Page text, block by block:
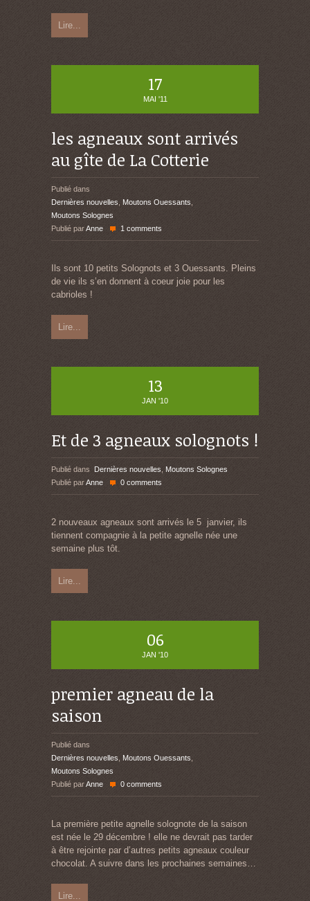
Lire...
17
MAI '11
les agneaux sont arrivés
au gîte de La Cotterie
Publié dans
Dernières nouvelles
Moutons Ouessants
Moutons Solognes
Publié parAnne 1 comments
Ils sont 10 petits Solognots et 3 Ouessants. Pleins
de vie ils s’en donnent à coeur joie pour les
cabrioles !
Lire...
13
JAN '10
Et de 3 agneaux solognots !
Publié dans Dernières nouvelles
Moutons Solognes
Publié parAnne 0 comments
2 nouveaux agneaux sont arrivés le 5 janvier, ils
tiennent compagnie à la petite agnelle née une
semaine plus tôt.
Lire...
06
JAN '10
premier agneau de la
saison
Publié dans
Dernières nouvelles
Moutons Ouessants
Moutons Solognes
Publié parAnne 0 comments
La première petite agnelle solognote de la saison
est née le 29 décembre ! elle ne devrait pas tarder
à être rejointe par d’autres petits agneaux couleur
chocolat. A suivre dans les prochaines semaines…
Lire...